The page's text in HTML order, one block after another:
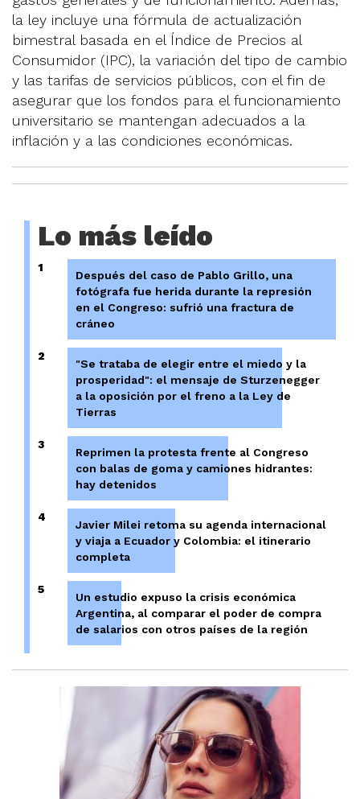
la ley incluye una fórmula de actualización
bimestral basada en el Índice de Precios al
Consumidor (IPC), la variación del tipo de cambio
y las tarifas de servicios públicos, con el fin de
asegurar que los fondos para el funcionamiento
universitario se mantengan adecuados a la
inflación y a las condiciones económicas.
Lo más leído
1
Después del caso de Pablo Grillo, una
fotógrafa fue herida durante la represión
en el Congreso: sufrió una fractura de
cráneo
2
"Se trataba de elegir entre el miedo y la
prosperidad": el mensaje de Sturzenegger
a la oposición por el freno a la Ley de
Tierras
3
Reprimen la protesta frente al Congreso
con balas de goma y camiones hidrantes:
hay detenidos
4
Javier Milei retoma su agenda internacional
y viaja a Ecuador y Colombia: el itinerario
completa
5
Un estudio expuso la crisis económica
Argentina, al comparar el poder de compra
de salarios con otros países de la región